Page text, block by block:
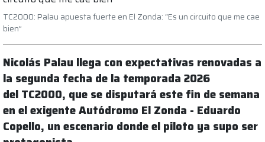
TC2000: Palau apuesta fuerte en El Zonda: “Es un circuito que me cae
bien”
Nicolás Palau llega con expectativas renovadas a
la segunda fecha de la temporada 2026
del TC2000, que se disputará este fin de semana
en el exigente Autódromo El Zonda - Eduardo
Copello, un escenario donde el piloto ya supo ser